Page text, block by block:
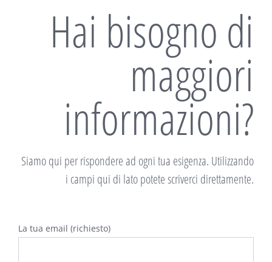
Hai bisogno di
maggiori
informazioni?
Siamo qui per rispondere ad ogni tua esigenza. Utilizzando
i campi qui di lato potete scriverci direttamente.
La tua email (richiesto)